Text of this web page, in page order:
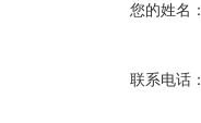
您的姓名：
联系电话：